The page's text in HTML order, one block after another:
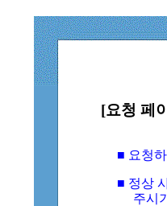
[요청 페
■ 요청
■ 정상
주시